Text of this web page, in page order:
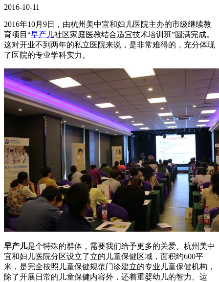
2016-10-11
2016年10月9日，由杭州美中宜和妇儿医院主办的市级继续教
育项目“早产儿社区家庭医教结合适宜技术培训班”圆满完成。
这对开业不到两年的私立医院来说，是非常难得的，充分体现
了医院的专业学科实力。
早产儿是个特殊的群体，需要我们给予更多的关爱。杭州美中
宜和妇儿医院分区设立了立的儿童保健区域，面积约600平
米，是完全按照儿童保健规范门诊建立的专业儿童保健机构，
除了开展日常的儿童保健内容外，还着重婴幼儿的智力、运